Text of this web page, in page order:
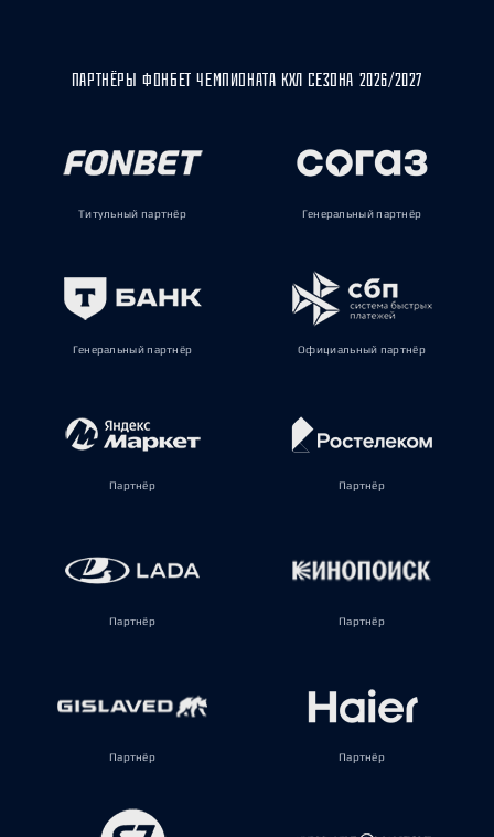
ПАРТНЁРЫ ФОНБЕТ ЧЕМПИОНАТА КХЛ СЕЗОНА 2026/2027
Титульный партнёр Генеральный партнёр
Генеральный партнёр Официальный партнёр
Партнёр Партнёр
Партнёр Партнёр
Партнёр Партнёр